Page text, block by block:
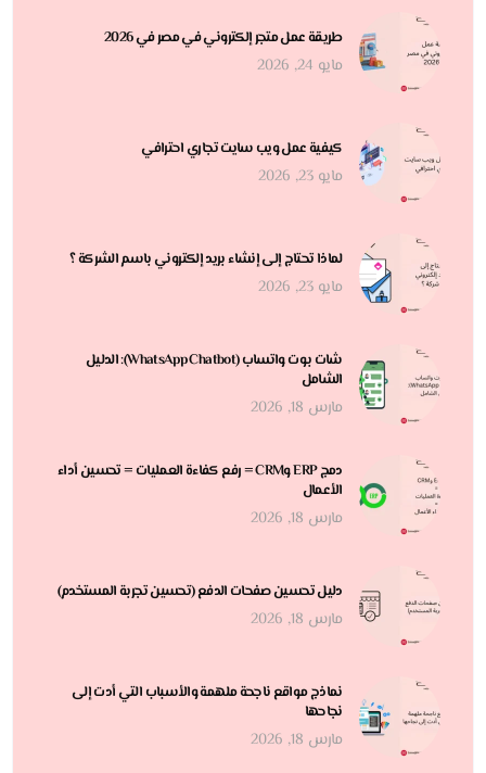
طريقة عمل متجر إلكتروني في مصر في 2026
مايو 24, 2026
كيفية عمل ويب سايت تجاري احترافي
مايو 23, 2026
لماذا تحتاج إلى إنشاء بريد إلكتروني باسم الشركة ؟
مايو 23, 2026
شات بوت واتساب (WhatsApp Chatbot): الدليل
الشامل
مارس 18, 2026
دمج ERP وCRM = رفع كفاءة العمليات = تحسين أداء
الأعمال
مارس 18, 2026
دليل تحسين صفحات الدفع (تحسين تجربة المستخدم)
مارس 18, 2026
نماذج مواقع ناجحة ملهمة والأسباب التي أدت إلى
نجاحها
مارس 18, 2026